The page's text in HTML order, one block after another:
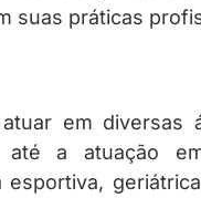
suas práticas
em diversas
a atuação